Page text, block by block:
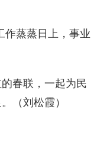
蒸蒸日上，事业
春联，一起为民
（刘松霞）